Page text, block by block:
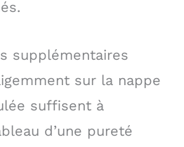
supplémentaires
sur la nappe
suffisent à
d’une pureté